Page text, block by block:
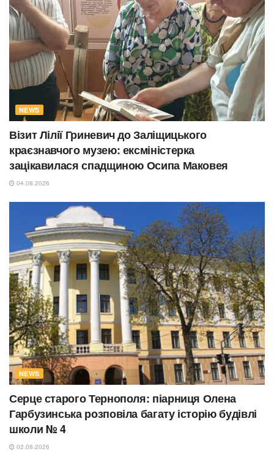
NEWS
Візит Лілії Гриневич до Заліщицького
краєзнавчого музею: ексміністерка
зацікавилася спадщиною Осипа Маковея
04.08.2026
NEWS
Серце старого Тернополя: піарниця Олена
Гарбузинська розповіла багату історію будівлі
школи № 4
02.08.2026